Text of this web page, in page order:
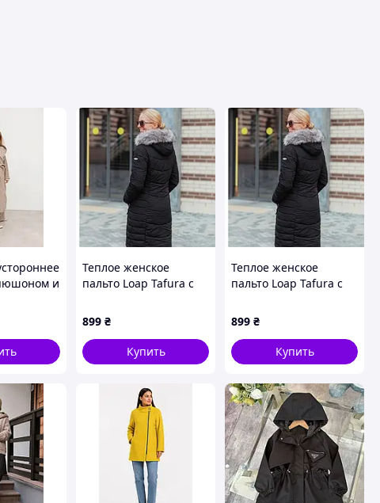
и
Теплое женское
пальто Loap Tafura с
покрытием
899 ₴
Купить
Теплое женское
пальто Loap Tafura с
покрытием
899 ₴
Купить